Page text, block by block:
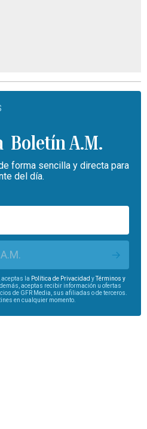
Boletín A.M.
forma sencilla y directa para
del día.
aceptas la Política de Privacidad yTérminos y
aceptas recibir información u ofertas
de GFR Media, sus afiliadas o de terceros.
en cualquier momento.